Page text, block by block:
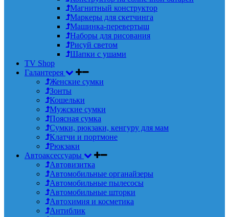
Магнитный конструктор
Маркеры для скетчинга
Машинка-перевертыш
Наборы для рисования
Рисуй светом
Шапки с ушами
TV Shop
Галантерея
Женские сумки
Зонты
Кошельки
Мужские сумки
Поясная сумка
Сумки, рюкзаки, кенгуру для мам
Клатчи и портмоне
Рюкзаки
Автоаксессуары
Автовизитка
Автомобильные органайзеры
Автомобильные пылесосы
Автомобильные шторки
Автохимия и косметика
Антиблик